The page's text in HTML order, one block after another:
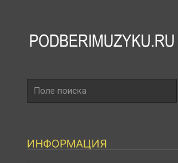
поиска
ИНФОРМАЦИЯ